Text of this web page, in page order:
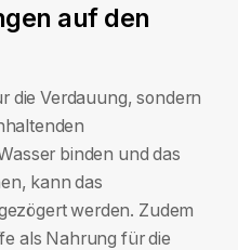
auf den
die Verdauung, sondern
binden und das
kann das
werden. Zudem
als Nahrung für die